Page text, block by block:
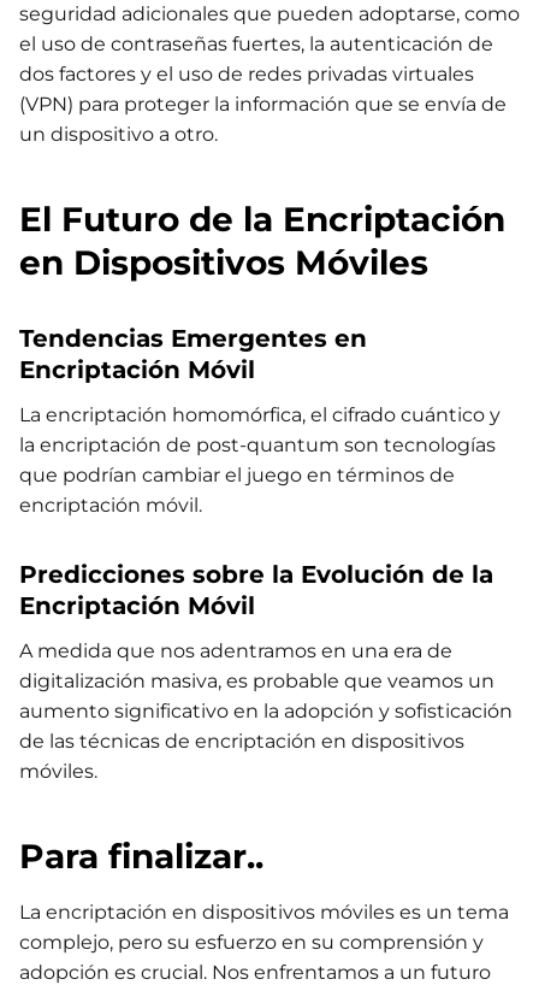
seguridad adicionales que pueden adoptarse, como
el uso de contraseñas fuertes, la autenticación de
dos factores y el uso de redes privadas virtuales
(VPN) para proteger la información que se envía de
un dispositivo a otro.
El Futuro de la Encriptación
en Dispositivos Móviles
Tendencias Emergentes en
Encriptación Móvil
La encriptación homomórfica, el cifrado cuántico y
la encriptación de post-quantum son tecnologías
que podrían cambiar el juego en términos de
encriptación móvil.
Predicciones sobre la Evolución de la
Encriptación Móvil
A medida que nos adentramos en una era de
digitalización masiva, es probable que veamos un
aumento significativo en la adopción y sofisticación
de las técnicas de encriptación en dispositivos
móviles.
Para finalizar..
La encriptación en dispositivos móviles es un tema
complejo, pero su esfuerzo en su comprensión y
adopción es crucial. Nos enfrentamos a un futuro